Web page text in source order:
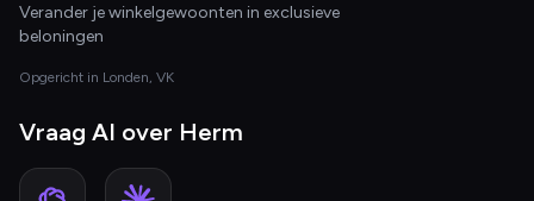
Verander je winkelgewoonten in exclusieve
beloningen
Opgericht in Londen, VK
Vraag AI over Herm